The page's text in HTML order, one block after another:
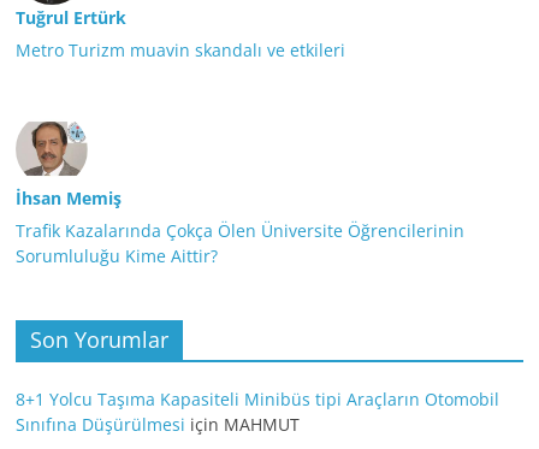
Tuğrul Ertürk
Metro Turizm muavin skandalı ve etkileri
İhsan Memiş
Trafik Kazalarında Çokça Ölen Üniversite Öğrencilerinin
Sorumluluğu Kime Aittir?
Son Yorumlar
8+1 Yolcu Taşıma Kapasiteli Minibüs tipi Araçların Otomobil
Sınıfına Düşürülmesi için MAHMUT